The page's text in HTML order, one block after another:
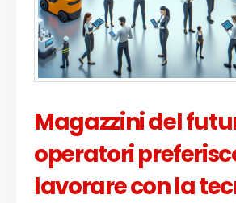
Magazzini del
operatori
lavorare con la